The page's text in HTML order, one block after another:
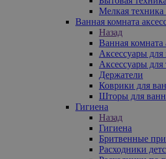
Мелкая техника
Ванная комната
Назад
Ванная комната
Аксессуары для
Аксессуары для
Держатели
Коврики для
Шторы для ванн
Гигиена
Назад
Гигиена
Бритвенные
Расходники